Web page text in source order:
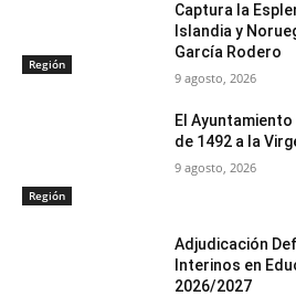
Región
Captura la
Islandia y
García Rodero
9 agosto, 2026
Región
El
de 1492 a la
9 agosto, 2026
Adjudicación
Interinos en
2026/2027